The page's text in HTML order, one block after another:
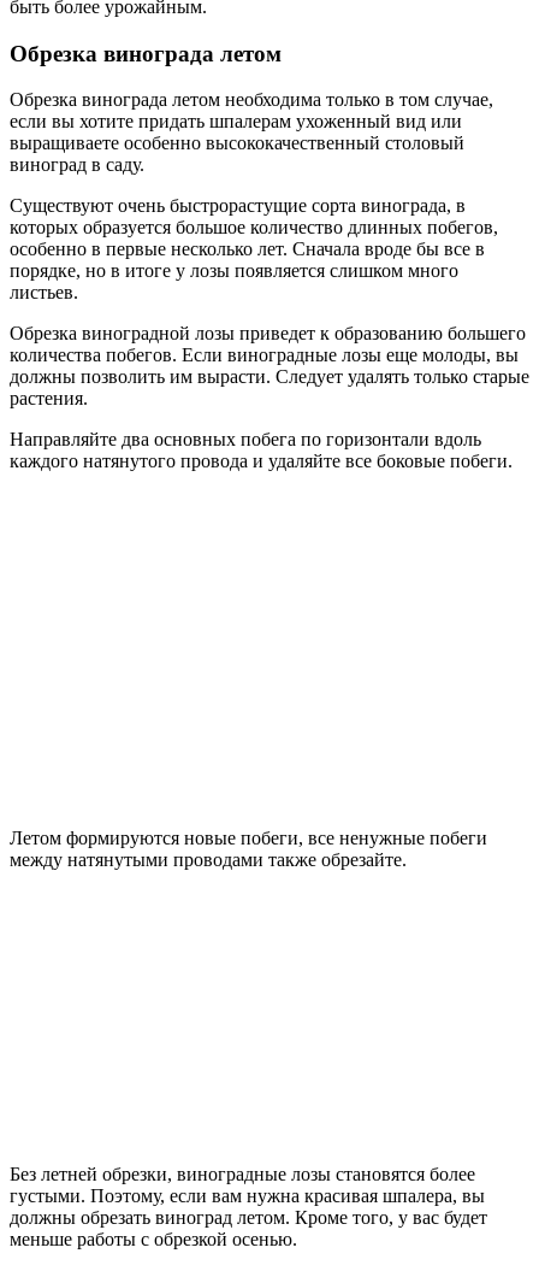
быть более урожайным.
Обрезка винограда летом
Обрезка винограда летом необходима только в том случае,
если вы хотите придать шпалерам ухоженный вид или
выращиваете особенно высококачественный столовый
виноград в саду.
Существуют очень быстрорастущие сорта винограда, в
которых образуется большое количество длинных побегов,
особенно в первые несколько лет. Сначала вроде бы все в
порядке, но в итоге у лозы появляется слишком много
листьев.
Обрезка виноградной лозы приведет к образованию большего
количества побегов. Если виноградные лозы еще молоды, вы
должны позволить им вырасти. Следует удалять только старые
растения.
Направляйте два основных побега по горизонтали вдоль
каждого натянутого провода и удаляйте все боковые побеги.
Летом формируются новые побеги, все ненужные побеги
между натянутыми проводами также обрезайте.
Без летней обрезки, виноградные лозы становятся более
густыми. Поэтому, если вам нужна красивая шпалера, вы
должны обрезать виноград летом. Кроме того, у вас будет
меньше работы с обрезкой осенью.